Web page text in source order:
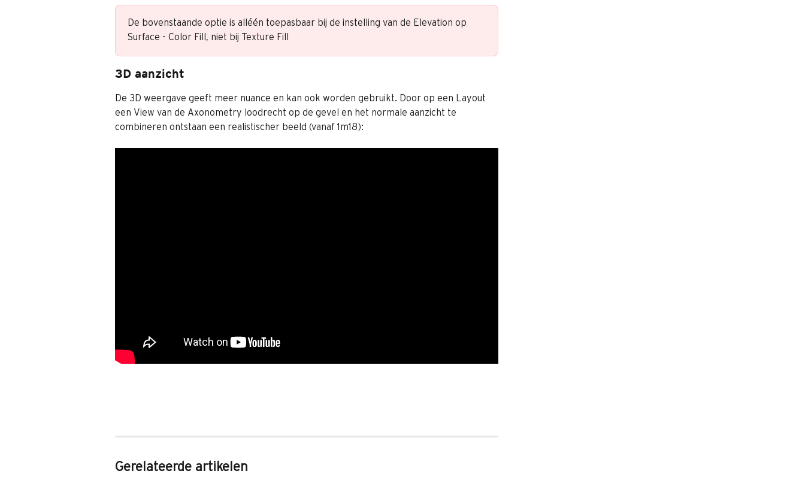
De bovenstaande optie is alléén toepasbaar bij de instelling van de Elevation op
Surface - Color Fill, niet bij Texture Fill
3D aanzicht
De 3D weergave geeft meer nuance en kan ook worden gebruikt. Door op een Layout
een View van de Axonometry loodrecht op de gevel en het normale aanzicht te
combineren ontstaan een realistischer beeld (vanaf 1m18):
Gerelateerde artikelen